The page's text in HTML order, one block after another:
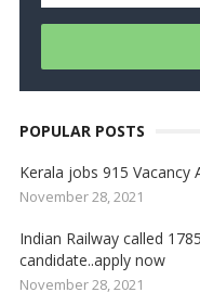
POPULAR POSTS
Kerala jobs 915 Vacancy
November 28, 2021
Indian Railway called
candidate..apply now
November 28, 2021